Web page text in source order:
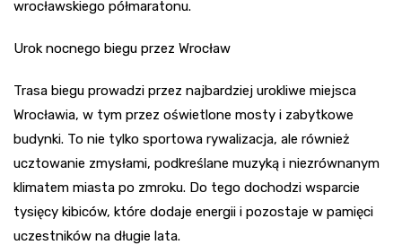
wrocławskiego półmaratonu.
Urok nocnego biegu przez Wrocław
Trasa biegu prowadzi przez najbardziej urokliwe miejsca
Wrocławia, w tym przez oświetlone mosty i zabytkowe
budynki. To nie tylko sportowa rywalizacja, ale również
ucztowanie zmysłami, podkreślane muzyką i niezrównanym
klimatem miasta po zmroku. Do tego dochodzi wsparcie
tysięcy kibiców, które dodaje energii i pozostaje w pamięci
uczestników na długie lata.